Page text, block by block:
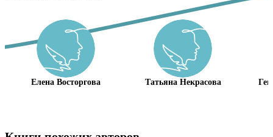
Елена Восторгова Татьяна Некрасова